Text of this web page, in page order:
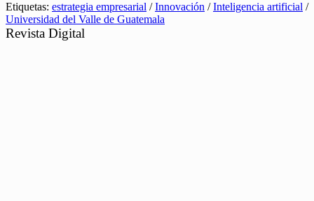
Etiquetas: estrategia empresarial /Innovación /Inteligencia artificial /
Universidad del Valle de Guatemala
Revista Digital